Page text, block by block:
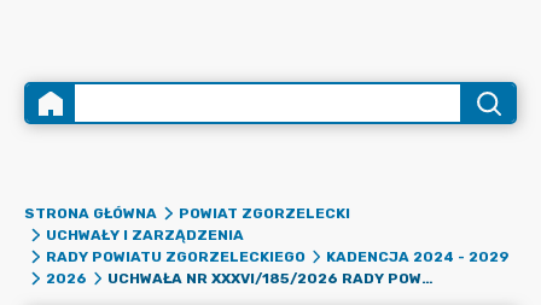
STRONA GŁÓWNA
POWIAT ZGORZELECKI
UCHWAŁY I ZARZĄDZENIA
RADY POWIATU ZGORZELECKIEGO
KADENCJA 2024 - 2029
2026
UCHWAŁA NR XXXVI/185/2026 RADY POWIATU ZGORZELECKIEGO Z DNIA 25 CZERWCA 2026 R. W SPRAWIE ZMIAN BUDŻETU POWIATU ZGORZELECKIEGO NA ROK 2026